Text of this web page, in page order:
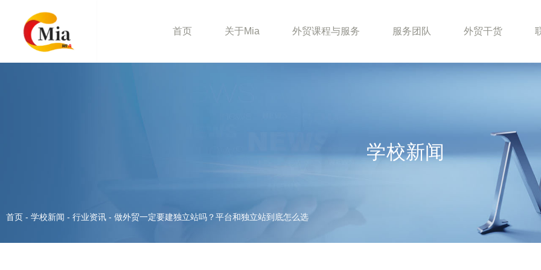
首页 关于Mia 外贸课程与服务 服务团队 外贸干货
学校新闻
首页 - 学校新闻 - 行业资讯 - 做外贸一定要建独立站吗？平台和独立站到底怎么选